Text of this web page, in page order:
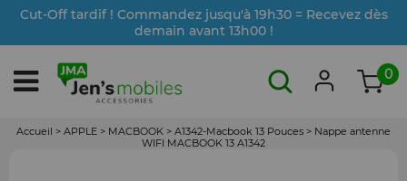
Cut-Off tardif ! Commandez jusqu'à 19h30 = Recevez dès
demain avant 13h00 !
0
Accueil > APPLE > MACBOOK > A1342-Macbook 13 Pouces > Nappe antenne
WIFI MACBOOK 13 A1342